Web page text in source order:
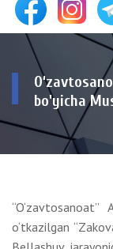
bo'yicha
o‘tkazilgan